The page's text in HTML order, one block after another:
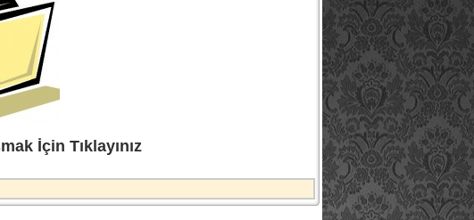
İçin Tıklayınız